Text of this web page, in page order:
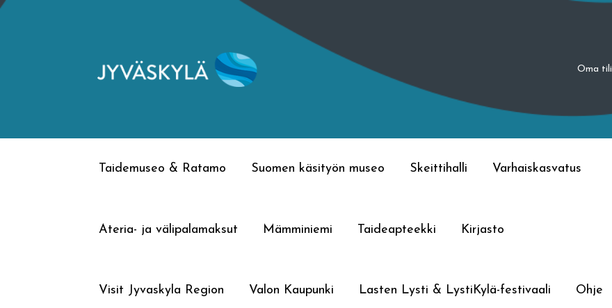
Siirry
Siirry
Oma tili
Taidemuseo & Ratamo Suomen käsityön museo Skeittihalli Varhaiskasvatus
Ateria- ja välipalamaksut Mämminiemi Taideapteekki Kirjasto
Visit Jyvaskyla Region Valon Kaupunki Lasten Lysti & LystiKylä-festivaali Ohje